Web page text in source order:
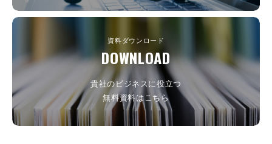
資料ダウンロード
DOWNLOAD
貴社のビジネスに役立つ
無料資料はこちら